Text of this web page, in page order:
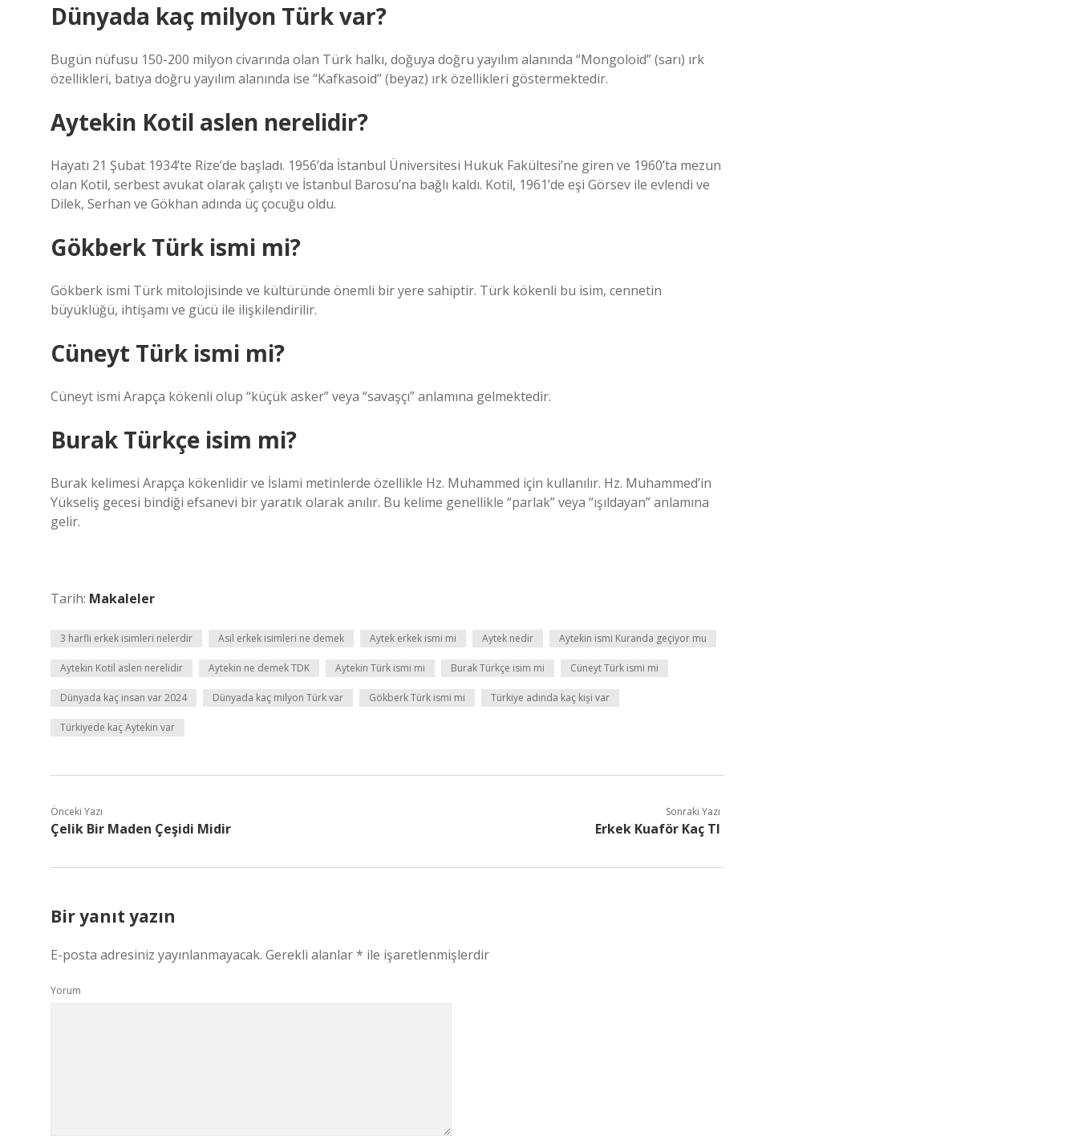
Dünyada kaç milyon Türk var?
Bugün nüfusu 150-200 milyon civarında olan Türk halkı, doğuya doğru yayılım alanında “Mongoloid” (sarı) ırk
özellikleri, batıya doğru yayılım alanında ise “Kafkasoid” (beyaz) ırk özellikleri göstermektedir.
Aytekin Kotil aslen nerelidir?
Hayatı 21 Şubat 1934’te Rize’de başladı. 1956’da İstanbul Üniversitesi Hukuk Fakültesi’ne giren ve 1960’ta mezun
olan Kotil, serbest avukat olarak çalıştı ve İstanbul Barosu’na bağlı kaldı. Kotil, 1961’de eşi Görsev ile evlendi ve
Dilek, Serhan ve Gökhan adında üç çocuğu oldu.
Gökberk Türk ismi mi?
Gökberk ismi Türk mitolojisinde ve kültüründe önemli bir yere sahiptir. Türk kökenli bu isim, cennetin
büyüklüğü, ihtişamı ve gücü ile ilişkilendirilir.
Cüneyt Türk ismi mi?
Cüneyt ismi Arapça kökenli olup “küçük asker” veya “savaşçı” anlamına gelmektedir.
Burak Türkçe isim mi?
Burak kelimesi Arapça kökenlidir ve İslami metinlerde özellikle Hz. Muhammed için kullanılır. Hz. Muhammed’in
Yükseliş gecesi bindiği efsanevi bir yaratık olarak anılır. Bu kelime genellikle “parlak” veya “ışıldayan” anlamına
gelir.
Tarih: Makaleler
3 harfli erkek isimleri nelerdir Asil erkek isimleri ne demek Aytek erkek ismi mi Aytek nedir Aytekin ismi Kuranda geçiyor mu
Aytekin Kotil aslen nerelidir Aytekin ne demek TDK Aytekin Türk ismi mi Burak Türkçe isim mi Cüneyt Türk ismi mi
Dünyada kaç insan var 2024 Dünyada kaç milyon Türk var Gökberk Türk ismi mi Türkiye adında kaç kişi var
Türkiyede kaç Aytekin var
Önceki Yazı
Çelik Bir Maden Çeşidi Midir
Sonraki Yazı
Erkek Kuaför Kaç Tl
Bir yanıt yazın
E-posta adresiniz yayınlanmayacak. Gerekli alanlar* ile işaretlenmişlerdir
Yorum